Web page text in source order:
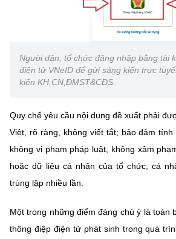
Điện thoại: 024 3936 9506
©2026 Bản quyền thuộc Bộ Khoa Học và
website này)
Người dân, tổ chức đăng nhập bằng tài
điện tử VNeID để gửi sáng kiến trực
kiến KH,CN,ĐMST&CĐS.
Quy chế yêu cầu nội dung đề xuất phải
Việt, rõ ràng, không viết tắt; bảo đảm
không vi phạm pháp luật, không xâm
hoặc dữ liệu cá nhân của tổ chức, cá
trùng lặp nhiều lần.
Một trong những điểm đáng chú ý là toàn
thông điệp điện tử phát sinh trong quá